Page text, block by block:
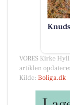
VORES Kirke
artiklen
Kilde: Boliga.dk